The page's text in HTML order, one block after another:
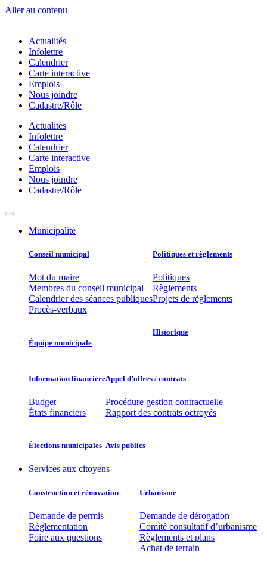
Aller au contenu
Actualités
Infolettre
Calendrier
Carte interactive
Emplois
Nous joindre
Cadastre/Rôle
Actualités
Infolettre
Calendrier
Carte interactive
Emplois
Nous joindre
Cadastre/Rôle
Municipalité
Conseil municipal​
Mot du maire
Membres du conseil municipal
Calendrier des séances publiques
Procès-verbaux
Équipe municipale​
Politiques et règlements​
Politiques
Règlements
Projets de règlements
Historique
Information financière​
Budget
États financiers
Élections municipales​​
Appel d’offres / contrats​
Procédure gestion contractuelle
Rapport des contrats octroyés
Avis publics
Services aux citoyens
Construction et rénovation
Demande de permis
Règlementation
Foire aux questions
Urbanisme
Demande de dérogation
Comité consultatif d’urbanisme
Règlements et plans
Achat de terrain